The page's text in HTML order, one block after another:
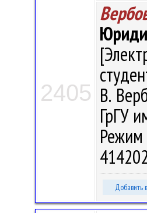
2405 В.
ГрГУ
Добавить